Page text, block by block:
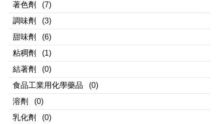
著色劑
(7)
調味劑
(3)
甜味劑
(6)
粘稠劑
(1)
結著劑
(0)
食品工業用化學藥品
(0)
溶劑
(0)
乳化劑
(0)